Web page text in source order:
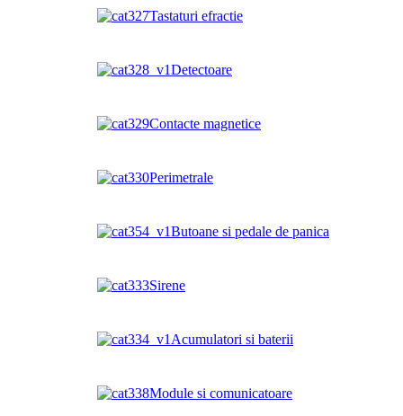
Tastaturi efractie
Detectoare
Contacte magnetice
Perimetrale
Butoane si pedale de panica
Sirene
Acumulatori si baterii
Module si comunicatoare